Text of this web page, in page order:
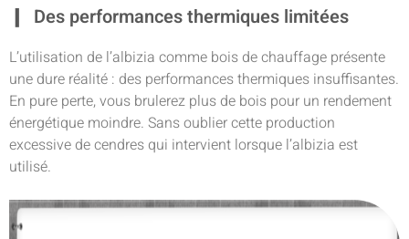
Des performances thermiques limitées
L’utilisation de l’albizia comme bois de chauffage présente
une dure réalité : des performances thermiques insuffisantes.
En pure perte, vous brulerez plus de bois pour un rendement
énergétique moindre. Sans oublier cette production
excessive de cendres qui intervient lorsque l’albizia est
utilisé.